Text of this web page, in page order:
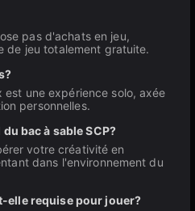
pas d'achats en jeu,
de jeu totalement gratuite.
est une expérience solo, axée
personnelles.
bac à sable SCP?
votre créativité en
dans l'environnement du
elle requise pour jouer?